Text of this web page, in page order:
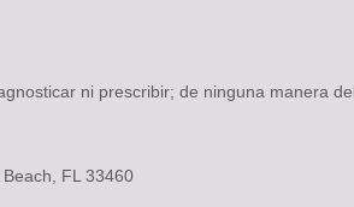
ni prescribir; de ninguna manera
Beach, FL 33460